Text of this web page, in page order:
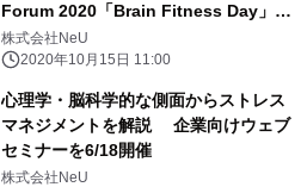
Forum 2020「Brain Fitness Day」
10月27日にウェビナー開催
株式会社NeU
2020年10月15日 11:00
心理学・脳科学的な側面からストレス
マネジメントを解説 企業向けウェブ
セミナーを6/18開催
株式会社NeU